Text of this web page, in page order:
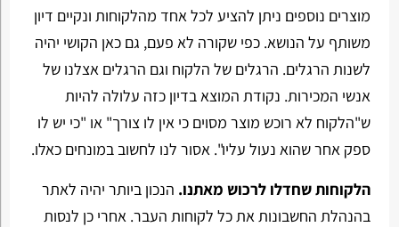
מוצרים נוספים ניתן להציע לכל אחד מהלקוחות ונקיים דיון
משותף על הנושא. כפי שקורה לא פעם, גם כאן הקושי יהיה
לשנות הרגלים. הרגלים של הלקוח וגם הרגלים אצלנו של
אנשי המכירות. נקודת המוצא בדיון כזה עלולה להיות
ש"הלקוח לא רוכש מוצר מסוים כי אין לו צורך" או "כי יש לו
ספק אחר שהוא נעול עליו". אסור לנו לחשוב במונחים כאלו.
הלקוחות שחדלו לרכוש מאתנו. הנכון ביותר יהיה לאתר
בהנהלת החשבונות את כל לקוחות העבר. אחרי כן לנסות